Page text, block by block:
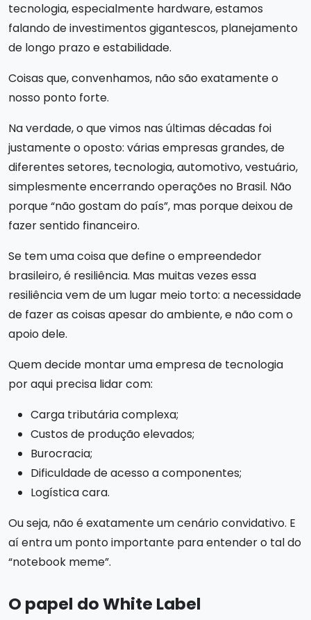
tecnologia, especialmente hardware, estamos
falando de investimentos gigantescos, planejamento
de longo prazo e estabilidade.
Coisas que, convenhamos, não são exatamente o
nosso ponto forte.
Na verdade, o que vimos nas últimas décadas foi
justamente o oposto: várias empresas grandes, de
diferentes setores, tecnologia, automotivo, vestuário,
simplesmente encerrando operações no Brasil. Não
porque “não gostam do país”, mas porque deixou de
fazer sentido financeiro.
Se tem uma coisa que define o empreendedor
brasileiro, é resiliência. Mas muitas vezes essa
resiliência vem de um lugar meio torto: a necessidade
de fazer as coisas apesar do ambiente, e não com o
apoio dele.
Quem decide montar uma empresa de tecnologia
por aqui precisa lidar com:
Carga tributária complexa;
Custos de produção elevados;
Burocracia;
Dificuldade de acesso a componentes;
Logística cara.
Ou seja, não é exatamente um cenário convidativo. E
aí entra um ponto importante para entender o tal do
“notebook meme”.
O papel do White Label